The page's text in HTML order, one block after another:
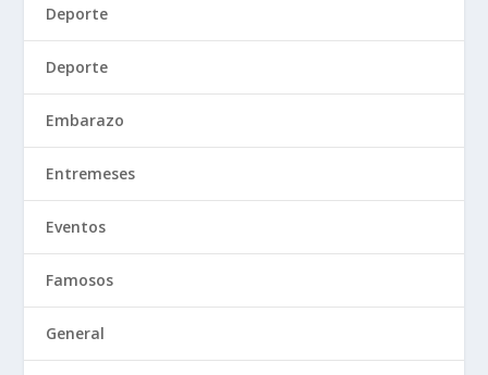
Deporte
Deporte
Embarazo
Entremeses
Eventos
Famosos
General